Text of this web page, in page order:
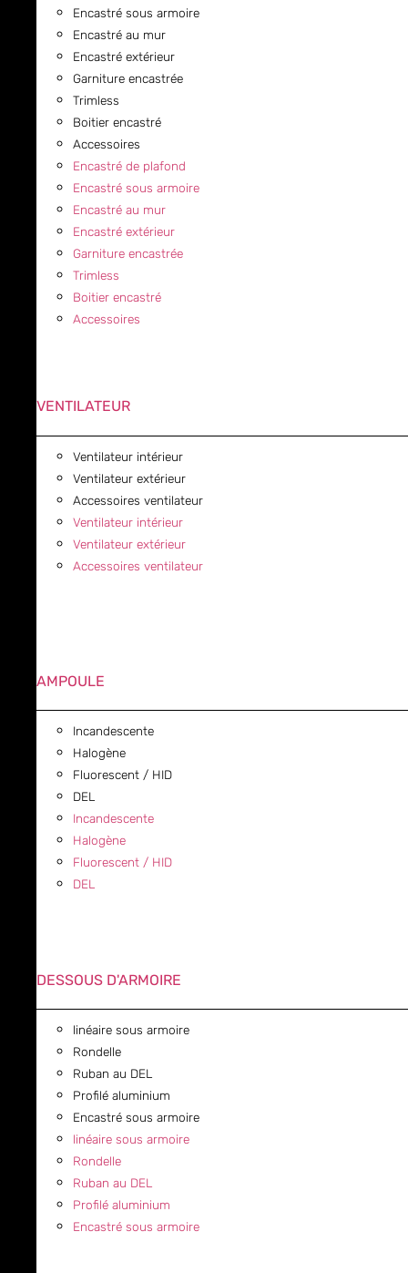
Encastré sous armoire
Encastré au mur
Encastré extérieur
Garniture encastrée
Trimless
Boitier encastré
Accessoires
Encastré de plafond
Encastré sous armoire
Encastré au mur
Encastré extérieur
Garniture encastrée
Trimless
Boitier encastré
Accessoires
VENTILATEUR
Ventilateur intérieur
Ventilateur extérieur
Accessoires ventilateur
Ventilateur intérieur
Ventilateur extérieur
Accessoires ventilateur
AMPOULE
Incandescente
Halogène
Fluorescent / HID
DEL
Incandescente
Halogène
Fluorescent / HID
DEL
DESSOUS D'ARMOIRE
linéaire sous armoire
Rondelle
Ruban au DEL
Profilé aluminium
Encastré sous armoire
linéaire sous armoire
Rondelle
Ruban au DEL
Profilé aluminium
Encastré sous armoire